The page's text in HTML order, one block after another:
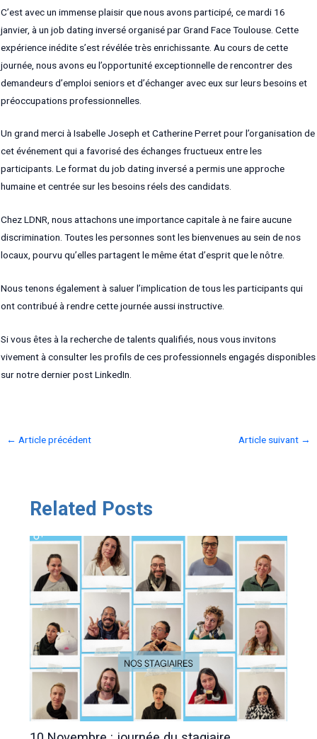
C’est avec un immense plaisir que nous avons participé, ce mardi 16
janvier, à un job dating inversé organisé par Grand Face Toulouse. Cette
expérience inédite s’est révélée très enrichissante. Au cours de cette
journée, nous avons eu l’opportunité exceptionnelle de rencontrer des
demandeurs d’emploi seniors et d’échanger avec eux sur leurs besoins et
préoccupations professionnelles.
Un grand merci à Isabelle Joseph et Catherine Perret pour l’organisation de
cet événement qui a favorisé des échanges fructueux entre les
participants. Le format du job dating inversé a permis une approche
humaine et centrée sur les besoins réels des candidats.
Chez LDNR, nous attachons une importance capitale à ne faire aucune
discrimination. Toutes les personnes sont les bienvenues au sein de nos
locaux, pourvu qu’elles partagent le même état d’esprit que le nôtre.
Nous tenons également à saluer l’implication de tous les participants qui
ont contribué à rendre cette journée aussi instructive.
Si vous êtes à la recherche de talents qualifiés, nous vous invitons
vivement à consulter les profils de ces professionnels engagés disponibles
sur notre dernier post LinkedIn.
Navigation
← Article précédent Article suivant →
Related Posts